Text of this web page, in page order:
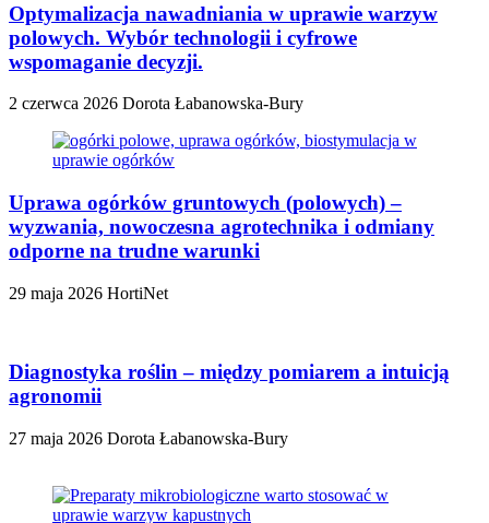
Optymalizacja nawadniania w uprawie warzyw
polowych. Wybór technologii i cyfrowe
wspomaganie decyzji.
2 czerwca 2026 Dorota Łabanowska-Bury
Uprawa ogórków gruntowych (polowych) –
wyzwania, nowoczesna agrotechnika i odmiany
odporne na trudne warunki
29 maja 2026 HortiNet
Diagnostyka roślin – między pomiarem a intuicją
agronomii
27 maja 2026 Dorota Łabanowska-Bury